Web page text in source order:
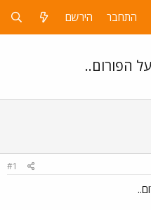
התחבר הירשם
הפורום..
#1